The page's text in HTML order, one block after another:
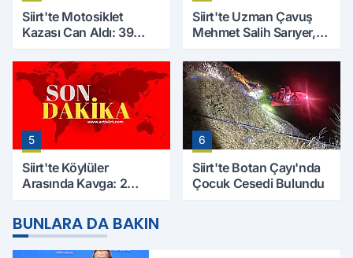
Siirt'te Motosiklet
Kazası Can Aldı: 39
Hayatını Kaybetti
Siirt'te Uzman Çavuş
Mehmet Salih Sarıyer,
5
Siirt'te Köylüler
Arasında Kavga: 2
Ağır
6
Siirt'te Botan Çayı'nda
Çocuk Cesedi Bulundu
BUNLARA DA BAKIN